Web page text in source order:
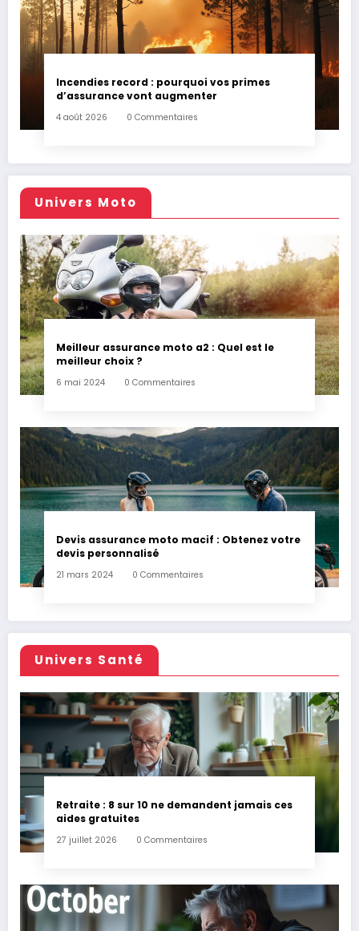
Incendies record : pourquoi vos primes
d’assurance vont augmenter
4 août 2026 0 Commentaires
Univers Moto
Meilleur assurance moto a2 : Quel est le
meilleur choix ?
6 mai 2024 0 Commentaires
Devis assurance moto macif : Obtenez votre
devis personnalisé
21 mars 2024 0 Commentaires
Univers Santé
Retraite : 8 sur 10 ne demandent jamais ces
aides gratuites
27 juillet 2026 0 Commentaires